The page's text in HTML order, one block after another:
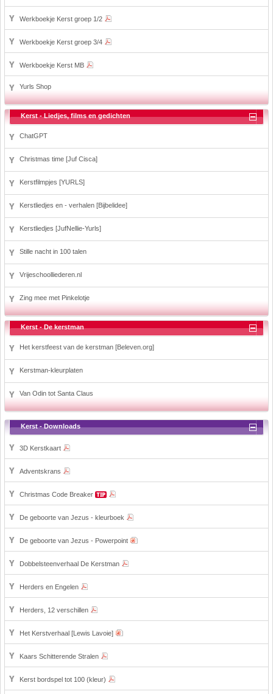
Werkboekje Kerst groep 1/2
Werkboekje Kerst groep 3/4
Werkboekje Kerst MB
Yurls Shop
Kerst - Liedjes, films en gedichten
ChatGPT
Christmas time [Juf Cisca]
Kerstfilmpjes [YURLS]
Kerstliedjes en - verhalen [Bijbelidee]
Kerstliedjes [JufNellie-Yurls]
Stille nacht in 100 talen
Vrijeschoolliederen.nl
Zing mee met Pinkelotje
Kerst - De kerstman
Het kerstfeest van de kerstman [Beleven.org]
Kerstman-kleurplaten
Van Odin tot Santa Claus
Kerst - Downloads
3D Kerstkaart
Adventskrans
Christmas Code Breaker
De geboorte van Jezus - kleurboek
De geboorte van Jezus - Powerpoint
Dobbelsteenverhaal De Kerstman
Herders en Engelen
Herders, 12 verschillen
Het Kerstverhaal [Lewis Lavoie]
Kaars Schitterende Stralen
Kerst bordspel tot 100 (kleur)